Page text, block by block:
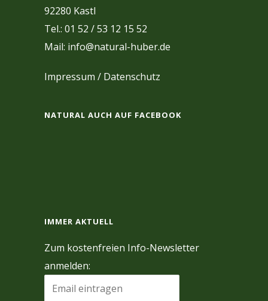
92280 Kastl
Tel.: 01 52 / 53 12 15 52
Mail: info@natural-huber.de
Impressum / Datenschutz
NATURAL AUCH AUF FACEBOOK
IMMER AKTUELL
Zum kostenfreien Info-Newsletter
anmelden: